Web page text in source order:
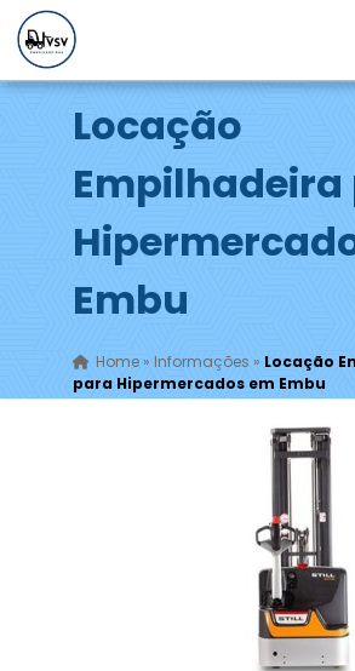
Locação
Empilhadeira
Embu
Home» Informações » Locação
para Hipermercados em Embu